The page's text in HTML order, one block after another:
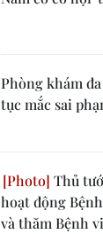
Phòng khám
tục mắc sai
Thủ
hoạt động
và thăm Bệnh